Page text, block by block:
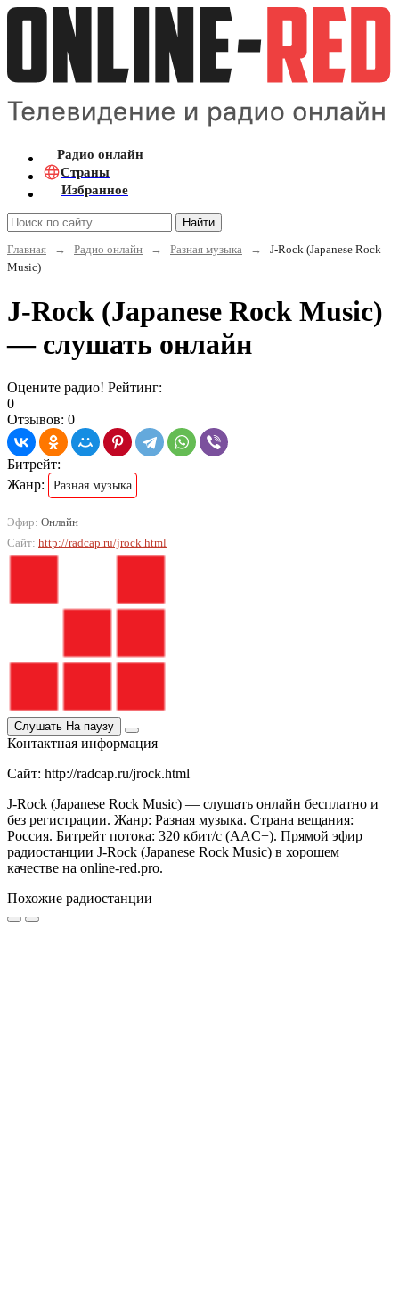
Радио онлайн
Страны
Избранное
Найти
Главная
→ Радио онлайн → Разная музыка →
J-Rock (Japanese Rock
Music)
J-Rock (Japanese Rock Music)
— слушать онлайн
Оцените радио! Рейтинг:
0
Отзывов: 0
Битрейт:
Жанр:
Разная музыка
Эфир: Онлайн
Сайт: http://radcap.ru/jrock.html
Слушать На паузу
Контактная информация
Сайт: http://radcap.ru/jrock.html
J-Rock (Japanese Rock Music) — слушать онлайн бесплатно и
без регистрации. Жанр: Разная музыка. Страна вещания:
Россия. Битрейт потока: 320 кбит/с (AAC+). Прямой эфир
радиостанции J-Rock (Japanese Rock Music) в хорошем
качестве на online-red.pro.
Похожие радиостанции